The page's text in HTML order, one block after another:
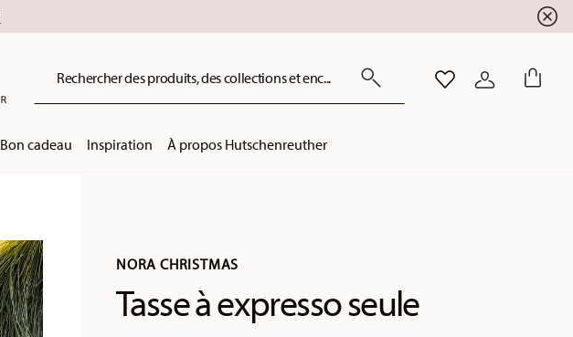
Rechercher des produits, des collections et enc... LISTE DE SOUHAITS
CONNEXION
Bon cadeau Inspiration À propos Hutschenreuther
NORA CHRISTMAS
Tasse à expresso seule